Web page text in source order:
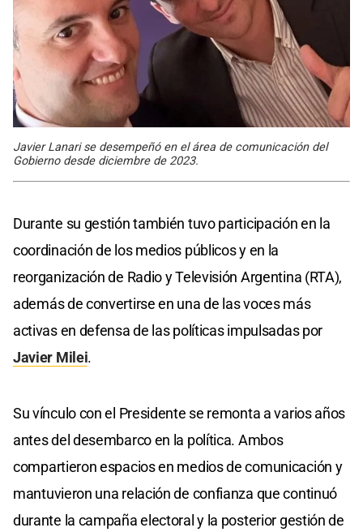
Javier Lanari se desempeñó en el área de comunicación del
Gobierno desde diciembre de 2023.
Durante su gestión también tuvo participación en la
coordinación de los medios públicos y en la
reorganización de Radio y Televisión Argentina (RTA),
además de convertirse en una de las voces más
activas en defensa de las políticas impulsadas por
Javier Milei.
Su vínculo con el Presidente se remonta a varios años
antes del desembarco en la política. Ambos
compartieron espacios en medios de comunicación y
mantuvieron una relación de confianza que continuó
durante la campaña electoral y la posterior gestión de